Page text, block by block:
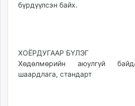
бүрдүүлсэн байх.
ХОЁРДУГААР БҮЛЭГ
Хөдөлмөрийн аюулгүй
шаардлага, стандарт